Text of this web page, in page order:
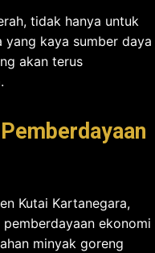
tidak hanya untuk
yang kaya sumber daya
akan terus
Kutai Kartanegara,
ekonomi
minyak goreng